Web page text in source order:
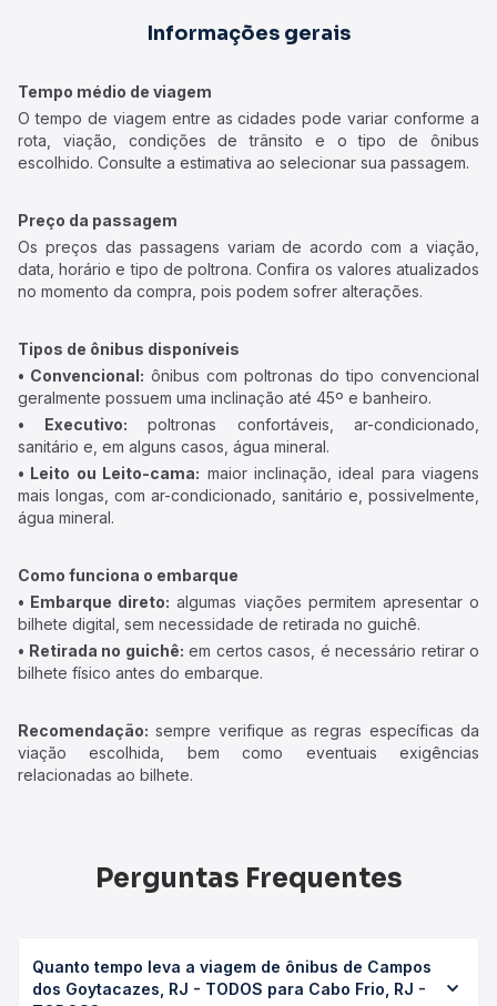
Informações gerais
Tempo médio de viagem
O tempo de viagem entre as cidades pode variar conforme a
rota, viação, condições de trânsito e o tipo de ônibus
escolhido. Consulte a estimativa ao selecionar sua passagem.
Preço da passagem
Os preços das passagens variam de acordo com a viação,
data, horário e tipo de poltrona. Confira os valores atualizados
no momento da compra, pois podem sofrer alterações.
Tipos de ônibus disponíveis
• Convencional: ônibus com poltronas do tipo convencional
geralmente possuem uma inclinação até 45º e banheiro.
• Executivo: poltronas confortáveis, ar-condicionado,
sanitário e, em alguns casos, água mineral.
• Leito ou Leito-cama: maior inclinação, ideal para viagens
mais longas, com ar-condicionado, sanitário e, possivelmente,
água mineral.
Como funciona o embarque
• Embarque direto: algumas viações permitem apresentar o
bilhete digital, sem necessidade de retirada no guichê.
• Retirada no guichê: em certos casos, é necessário retirar o
bilhete físico antes do embarque.
Recomendação: sempre verifique as regras específicas da
viação escolhida, bem como eventuais exigências
relacionadas ao bilhete.
Perguntas Frequentes
Quanto tempo leva a viagem de ônibus de Campos
dos Goytacazes, RJ - TODOS para Cabo Frio, RJ -